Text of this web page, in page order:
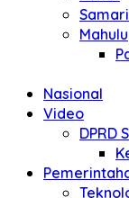
Mahulu
Nasional
Video
DPRD